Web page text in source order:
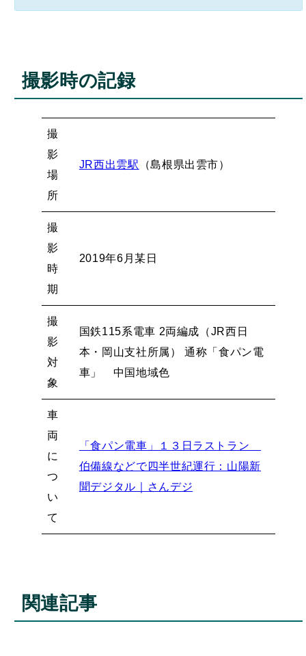
撮影時の記録
撮
影
場
所
JR西出雲駅 （島根県出雲市）
撮
影
時
期
2019年6月某日
撮
影
対
象
国鉄115系電車 2両編成（JR西日
本・岡山支社所属） 通称「食パン電
車」 中国地域色
車
両
に
つ
い
て
「食パン電車」１３日ラストラン
伯備線などで四半世紀運行：山陽新
聞デジタル｜さんデジ
関連記事